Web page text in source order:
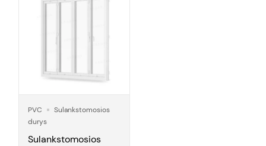
PVC
Sulankstomosios
durys
Sulankstomosios